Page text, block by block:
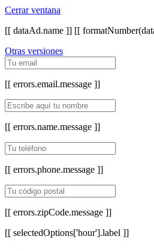
Cerrar ventana
[[ dataAd.name ]] [[
Otras versiones
[[ errors.email.message ]]
[[ errors.name.message ]]
[[ errors.phone.message ]]
[[ errors.zipCode.message ]]
[[ selectedOptions['hour'].label ]]